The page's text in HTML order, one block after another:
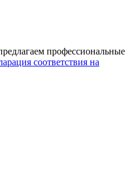
профессиональные
соответствия на